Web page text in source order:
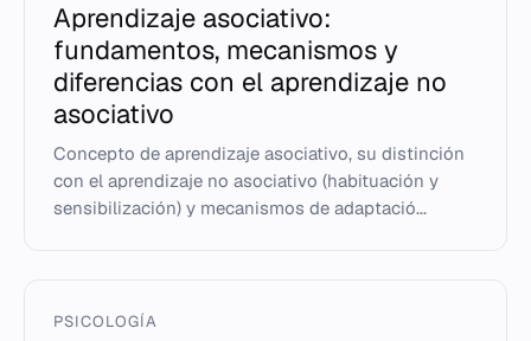
Aprendizaje asociativo:
fundamentos, mecanismos y
diferencias con el aprendizaje no
asociativo
Concepto de aprendizaje asociativo, su distinción
con el aprendizaje no asociativo (habituación y
sensibilización) y mecanismos de adaptació...
PSICOLOGÍA